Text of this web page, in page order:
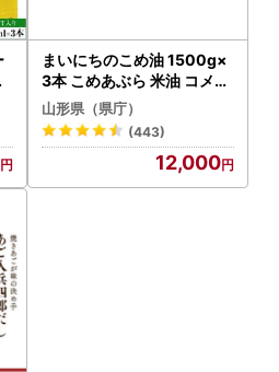
まいにちのこめ油 1500g×
3本 こめあぶら 米油 コメ油
揚げ物 炒め物 サラダ 山形
県 食用油 食用オイル 調理
油 油 食品 山形県 F2Y-173
山形県（県庁）
(443)
12,000